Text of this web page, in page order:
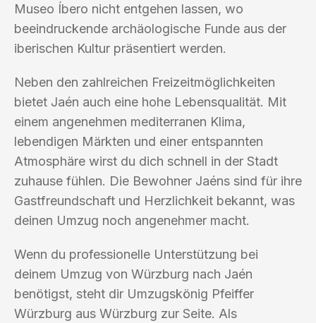
Museo Íbero nicht entgehen lassen, wo
beeindruckende archäologische Funde aus der
iberischen Kultur präsentiert werden.
Neben den zahlreichen Freizeitmöglichkeiten
bietet Jaén auch eine hohe Lebensqualität. Mit
einem angenehmen mediterranen Klima,
lebendigen Märkten und einer entspannten
Atmosphäre wirst du dich schnell in der Stadt
zuhause fühlen. Die Bewohner Jaéns sind für ihre
Gastfreundschaft und Herzlichkeit bekannt, was
deinen Umzug noch angenehmer macht.
Wenn du professionelle Unterstützung bei
deinem Umzug von Würzburg nach Jaén
benötigst, steht dir Umzugskönig Pfeiffer
Würzburg aus Würzburg zur Seite. Als